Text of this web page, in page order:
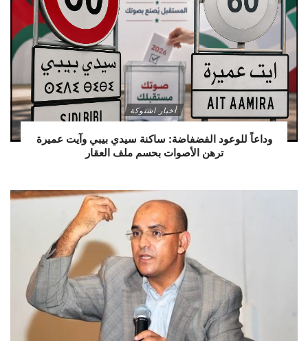
أخبار اشتوكة
وداعاً للوعود الفضفاضة: ساكنة سيدي بيبي وآيت عميرة
ترهن الأصوات بحسم ملف العقار